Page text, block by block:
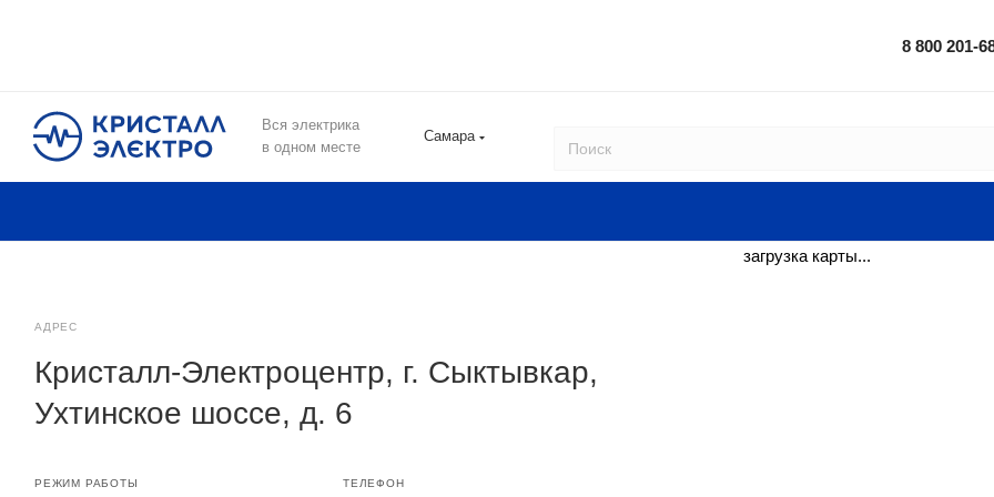
8 800 201-
Вся электрика
в одном месте
Самара
АДРЕС
Кристалл-Электроцентр, г. Сыктывкар,
Ухтинское шоссе, д. 6
РЕЖИМ РАБОТЫ ТЕЛЕФОН
загрузка карты...